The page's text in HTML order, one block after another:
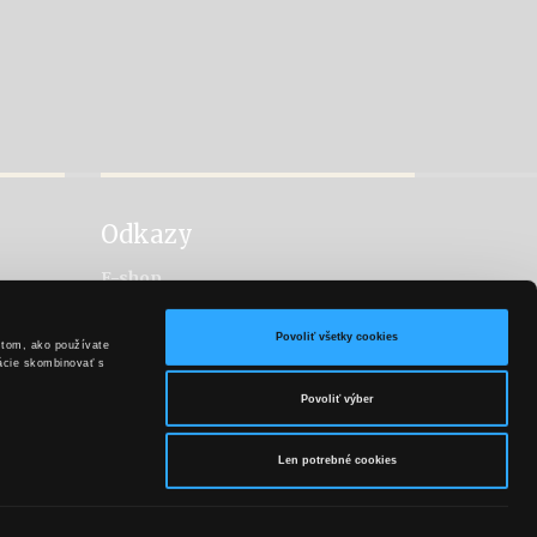
ako používate
skombinovať s
Povoliť všetky cookies
Povoliť výber
Len potrebné cookies
Odkazy
E-shop
Facebook
Hubert Sekt